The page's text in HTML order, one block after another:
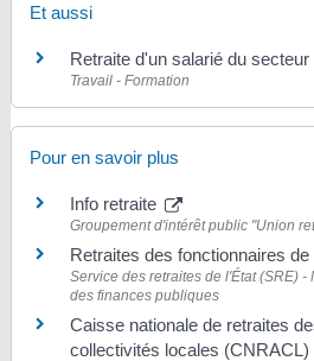
Et aussi
Retraite d'un salarié du secteur
Travail - Formation
Pour en savoir plus
Info retraite
Groupement d'intérêt public "Union
Retraites des fonctionnaires de
Service des retraites de l'État (SRE) -
des finances publiques
Caisse nationale de retraites
collectivités locales (CNRACL)